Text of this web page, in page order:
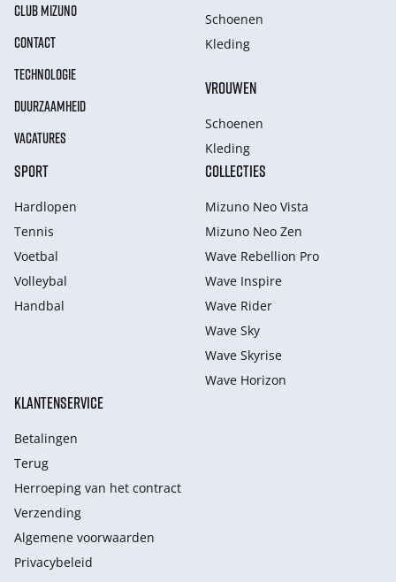
CLUB MIZUNO
CONTACT
TECHNOLOGIE
DUURZAAMHEID
VACATURES
Schoenen
Kleding
VROUWEN
Schoenen
Kleding
SPORT
Hardlopen
Tennis
Voetbal
Volleybal
Handbal
COLLECTIES
Mizuno Neo Vista
Mizuno Neo Zen
Wave Rebellion Pro
Wave Inspire
Wave Rider
Wave Sky
Wave Skyrise
Wave Horizon
KLANTENSERVICE
Betalingen
Terug
Herroeping van het contract
Verzending
Algemene voorwaarden
Privacybeleid